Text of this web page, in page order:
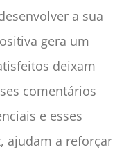
a sua
gera um
deixam
comentários
e esses
ajudam a reforçar